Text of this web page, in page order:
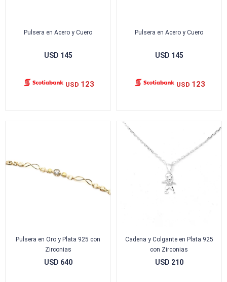
Pulsera en Acero y Cuero
USD 145
USD 123
Pulsera en Acero y Cuero
USD 145
USD 123
Pulsera en Oro y Plata 925 con
Zirconias
USD 640
Cadena y Colgante en Plata 925
con Zirconias
USD 210